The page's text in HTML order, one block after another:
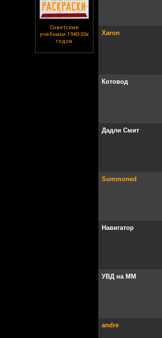
Советские
учебники 1940-50х
годов
Xaron
Котовод
Дадли Смит
Summoned
Навигатор
УВД на ММ
andre